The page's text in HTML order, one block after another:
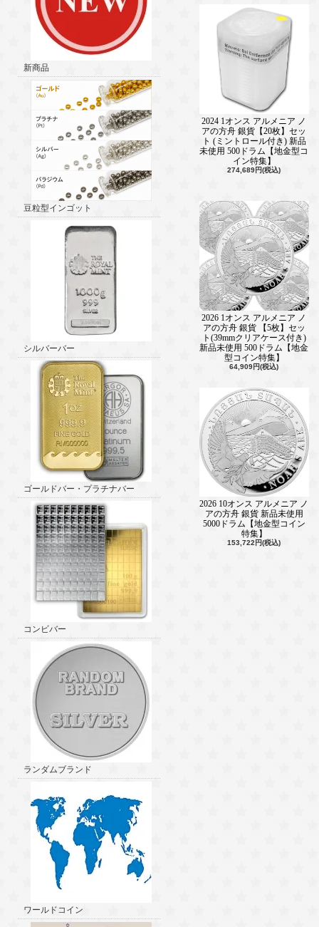
新商品
豆粒型インゴット
シルバーバー
ゴールドバー・プラチナバー
コンビバー
ランダムブランド
ワールドコイン
2024 1オンス アルメニア ノ
アの方舟 銀貨【20枚】セッ
ト (ミントロール付き) 新品
未使用 500ドラム【地金型コ
イン特集】
274,689円(税込)
2026 1オンス アルメニア ノ
アの方舟 銀貨 【5枚】セッ
ト(39mmクリアケース付き)
新品未使用 500ドラム【地金
型コイン特集】
64,909円(税込)
2026 10オンス アルメニア ノ
アの方舟 銀貨 新品未使用
5000ドラム【地金型コイン
特集】
153,722円(税込)